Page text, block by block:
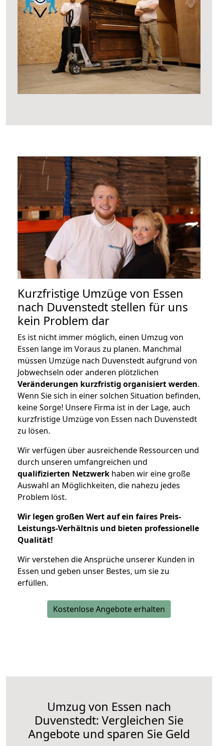
Kurzfristige Umzüge von Essen
nach Duvenstedt stellen für uns
kein Problem dar
Es ist nicht immer möglich, einen Umzug von
Essen lange im Voraus zu planen. Manchmal
müssen Umzüge nach Duvenstedt aufgrund von
Jobwechseln oder anderen plötzlichen
Veränderungen kurzfristig organisiert werden.
Wenn Sie sich in einer solchen Situation befinden,
keine Sorge! Unsere Firma ist in der Lage, auch
kurzfristige Umzüge von Essen nach Duvenstedt
zu lösen.
Wir verfügen über ausreichende Ressourcen und
durch unseren umfangreichen und
qualifizierten Netzwerk haben wir eine große
Auswahl an Möglichkeiten, die nahezu jedes
Problem löst.
Wir legen großen Wert auf ein faires Preis-
Leistungs-Verhältnis und bieten professionelle
Qualität!
Wir verstehen die Ansprüche unserer Kunden in
Essen und geben unser Bestes, um sie zu
erfüllen.
Kostenlose Angebote erhalten
Umzug von Essen nach
Duvenstedt: Vergleichen Sie
Angebote und sparen Sie Geld